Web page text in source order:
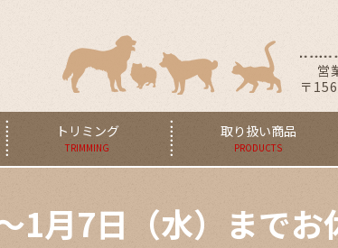
営
〒
トリミング
TRIMMING
取り扱い商品
PRODUCTS
月7日（水）までお